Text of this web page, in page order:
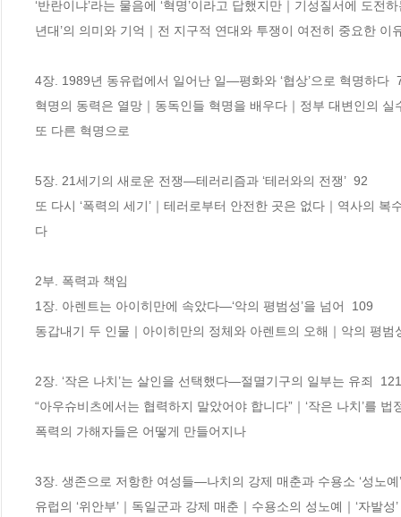
‘반란이냐’라는 물음에 ‘혁명’이라고 답했지만｜기성질서에 도
년대’의 의미와 기억｜전 지구적 연대와 투쟁이 여전히 중요한 이
4장. 1989년 동유럽에서 일어난 일―평화와 ‘협상’으로 혁명하다
혁명의 동력은 열망｜동독인들 혁명을 배우다｜정부 대변인의
또 다른 혁명으로
5장. 21세기의 새로운 전쟁―테러리즘과 ‘테러와의 전쟁’  92
또 다시 ‘폭력의 세기’｜테러로부터 안전한 곳은 없다｜역사의
다
2부. 폭력과 책임
1장. 아렌트는 아이히만에 속았다―‘악의 평범성’을 넘어  109
동갑내기 두 인물｜아이히만의 정체와 아렌트의 오해｜악의 평범
2장. ‘작은 나치’는 살인을 선택했다―절멸기구의 일부는 유죄
“아우슈비츠에서는 협력하지 말았어야 합니다”｜‘작은 나치’를
폭력의 가해자들은 어떻게 만들어지나
3장. 생존으로 저항한 여성들―나치의 강제 매춘과 수용소 ‘성노
유럽의 ‘위안부’｜독일군과 강제 매춘｜수용소의 성노예｜‘자발